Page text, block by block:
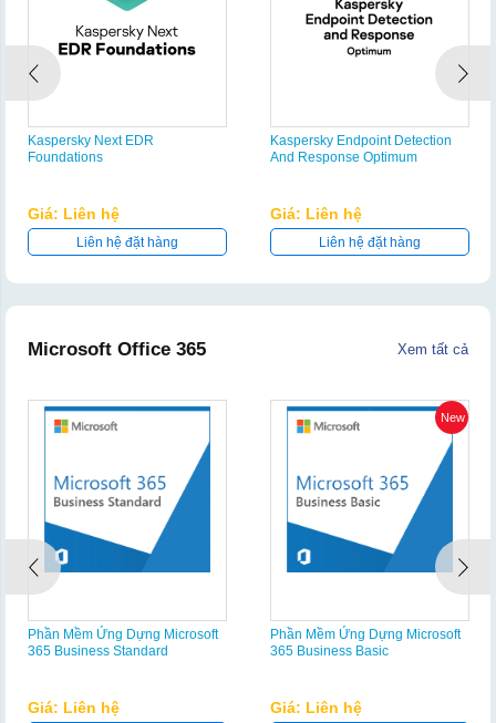
Kaspersky Next EDR
Foundations
Giá: Liên hệ
Liên hệ đặt hàng
Kaspersky Endpoint Detection
And Response Optimum
Giá: Liên hệ
Liên hệ đặt hàng
Microsoft Office 365 Xem tất cả
Phần Mềm Ứng Dựng Microsoft
365 Business Standard
Giá: Liên hệ
New
Phần Mềm Ứng Dựng Microsoft
365 Business Basic
Giá: Liên hệ